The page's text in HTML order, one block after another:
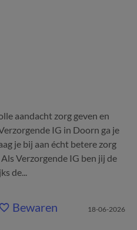
aandacht zorg geven en
IG in Doorn ga je
je bij aan écht betere zorg
Verzorgende IG ben jij de
de...
Bewaren 18-06-2026